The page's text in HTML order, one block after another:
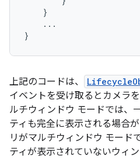
}
...
}
上記のコードは、
イベントを受け取るとカメラ
ルチウィンドウ モードでは、
ティも完全に表示される場合
リがマルチウィンドウ モード
ティが表示されていないウィ